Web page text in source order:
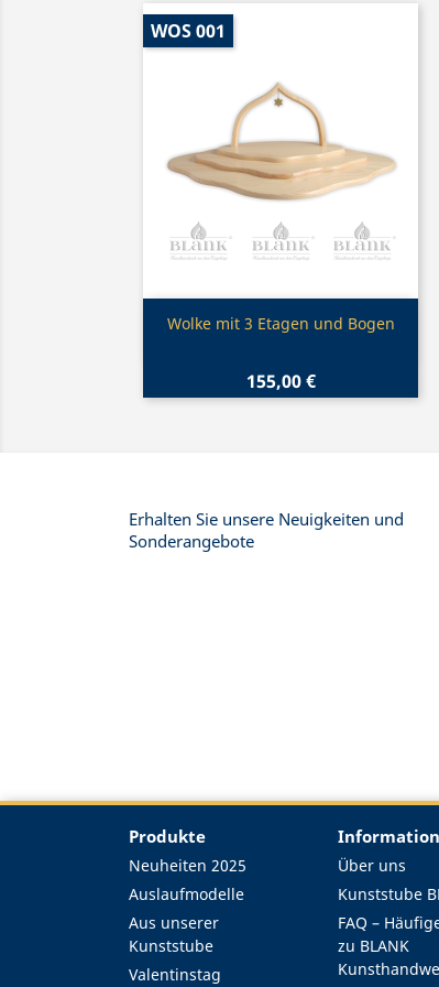
 Vorschau
Wolke mit 3 Etagen und Bogen
155,00 €
WOS 001
Erhalten Sie unsere Neuigkeiten und
Sonderangebote
Produkte
Neuheiten 2025
Auslaufmodelle
Aus unserer
Kunststube
Valentinstag
Über uns
Kunststube
FAQ –
zu BLANK